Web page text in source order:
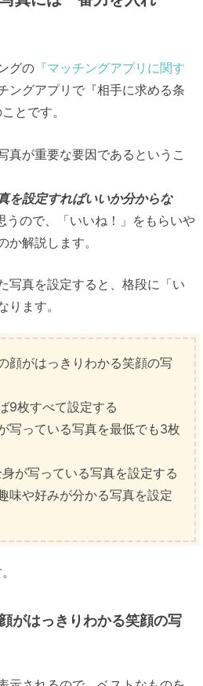
グの 『マッチングアプリに関す
ングアプリで『相手に求める条
とです。
真が重要な要因であるというこ
を設定すればいいか分からな
うので、「いいね！」をもらいや
解説します。
写真を設定すると、格段に「い
ります。
顔がはっきりわかる笑顔の写
9枚すべて設定する
写っている写真を最低でも3枚
が写っている写真を設定する
味や好みが分かる写真を設定
がはっきりわかる笑顔の写